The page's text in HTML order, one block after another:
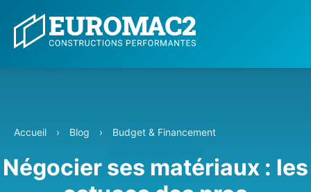
Accueil › Blog › Budget & Financement
Négocier ses matériaux : les